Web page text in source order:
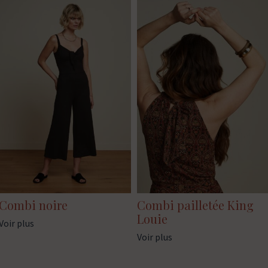
noire
plus
Combi pailletée King
Louie
Voir plus